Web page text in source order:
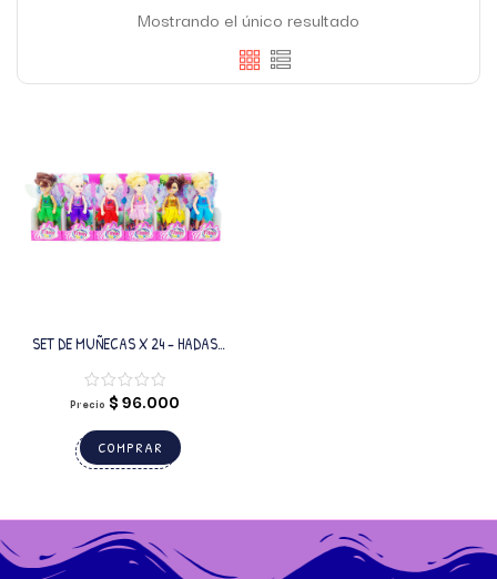
Mostrando el único resultado
SET DE MUÑECAS X 24 – HADAS
DULCE SUEÑO 6 MOTIVOS
Precio $96.000
COMPRAR